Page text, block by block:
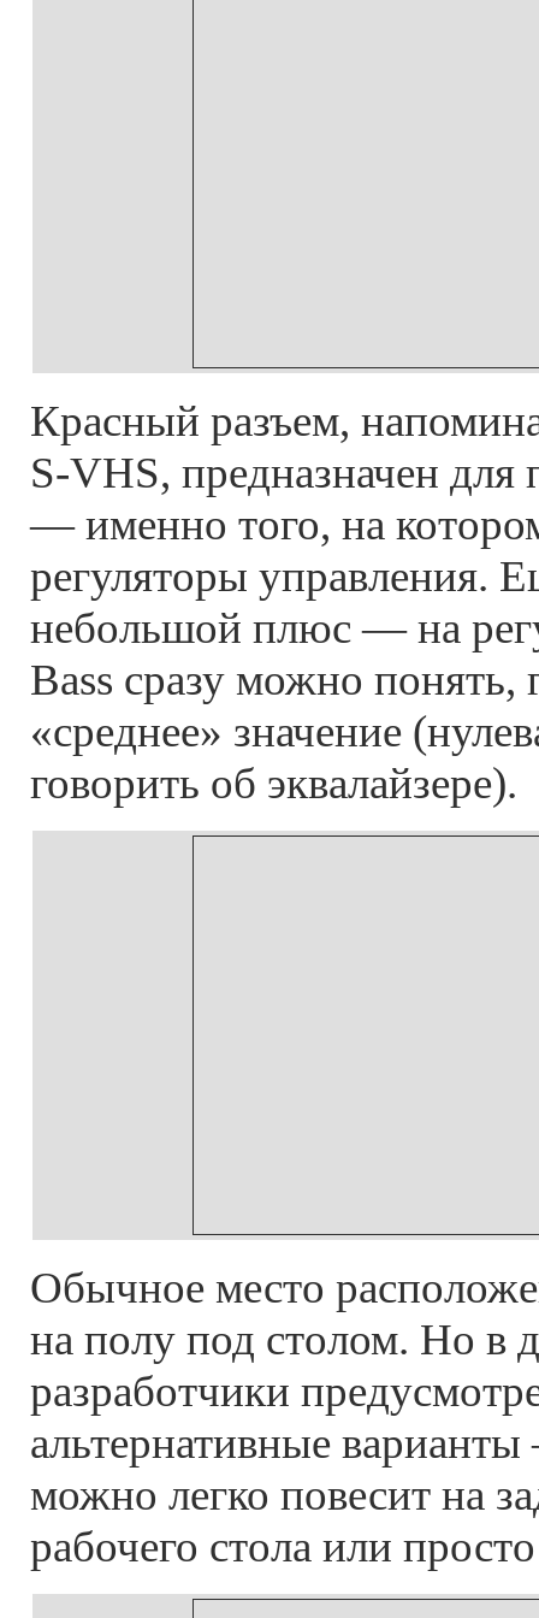
Красный разъем,
S-VHS, предназначен для
— именно того, на
регуляторы управления.
небольшой плюс — на
Bass сразу можно понять,
«среднее» значение
говорить об эквалайзере).
Обычное место
на полу под столом. Но в
разработчики
альтернативные
можно легко повесит на
рабочего стола или